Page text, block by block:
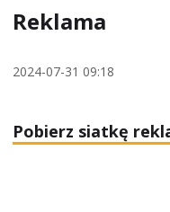
Reklama
2024-07-31 09:18
Pobierz siatkę